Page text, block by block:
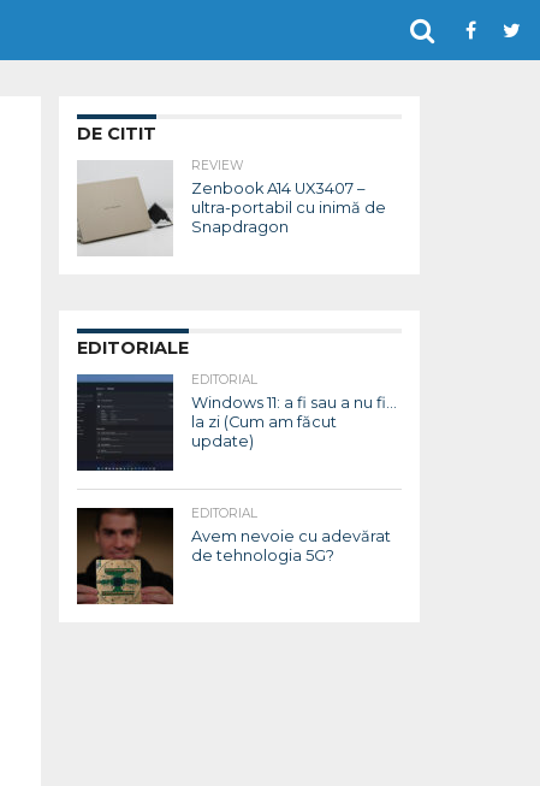
DE CITIT
REVIEW
Zenbook A14 UX3407 –
ultra-portabil cu inimă de
Snapdragon
EDITORIALE
EDITORIAL
Windows 11: a fi sau a nu fi…
la zi (Cum am făcut
update)
EDITORIAL
Avem nevoie cu adevărat
de tehnologia 5G?